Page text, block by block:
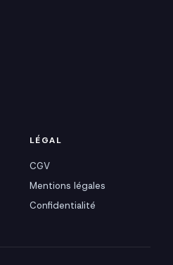
LÉGAL
CGV
Mentions légales
Confidentialité